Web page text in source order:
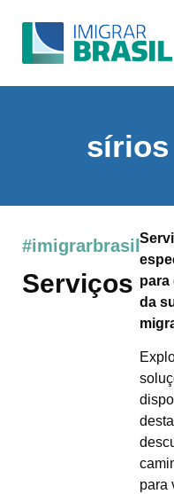
#imigrarbrasil
Serviços para
da
para